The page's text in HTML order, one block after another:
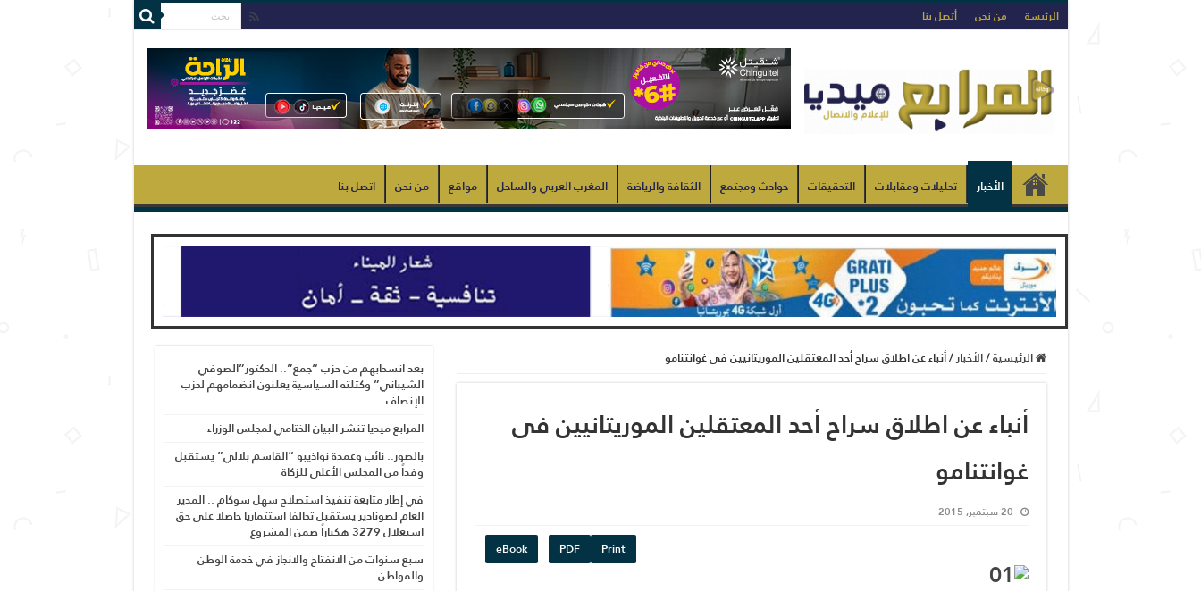
الرئيسة من نحن أتصل بنا
الأخبار تحليلات ومقابلات التحقيقات حوادث ومجتمع الثقافة والرياضة المغرب العربي والساحل مواقع من نحن اتصل بنا
الرئيسية/الأخبار/أنباء عن اطلاق سراح أحد المعتقلين الموريتانيين فى غوانتنامو
أنباء عن اطلاق سراح أحد المعتقلين الموريتانيين فى
غوانتنامو
20 سبتمبر, 2015
Print
PDF
eBook
بعد انسحابهم من حزب “جمع”.. الدكتور”الصوفي
الشيباني” وكتلته السياسية يعلنون انضمامهم لحزب
الإنصاف
المرابع ميديا تنشر البيان الختامي لمجلس الوزراء
بالصور.. نائب وعمدة نواذيبو “القاسم بلالي” يستقبل
وفداً من المجلس الأعلى للزكاة
في إطار متابعة تنفيذ استصلاح سهل سوكام .. المدير
العام لصونادير يستقبل تحالفا استثماريا حاصلا على حق
استغلال 3279 هكتاراً ضمن المشروع
سبع سنوات من الانفتاح والانجاز في خدمة الوطن
والمواطن